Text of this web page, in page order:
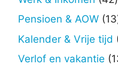
Pensioen & AOW 13
Kalender & Vrije tijd
Verlof en vakantie